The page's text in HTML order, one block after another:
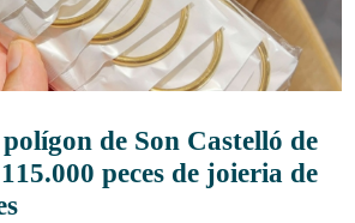
de Son Castelló de
peces de joieria de